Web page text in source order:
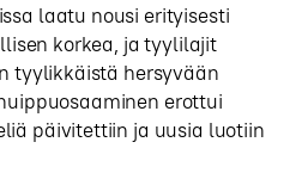
laatu nousi erityisesti
korkea, ja tyylilajit
tyylikkäistä hersyvään
erottui
päivitettiin ja uusia luotiin